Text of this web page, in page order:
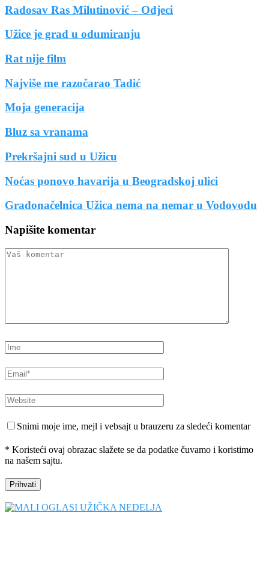
Radosav Ras Milutinović – Odjeci
Užice je grad u odumiranju
Rat nije film
Najviše me razočarao Tadić
Moja generacija
Bluz sa vranama
Prekršajni sud u Užicu
Noćas ponovo havarija u Beogradskoj ulici
Gradonačelnica Užica nema na nemar u Vodovodu
Napišite komentar
Snimi moje ime, mejl i vebsajt u brauzeru za sledeći komentar
* Koristeći ovaj obrazac slažete se da podatke čuvamo i koristimo
na našem sajtu.